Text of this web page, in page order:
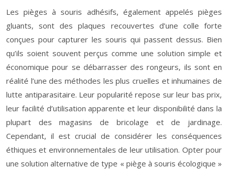
Les pièges à souris adhésifs, également appelés pièges
gluants, sont des plaques recouvertes d’une colle forte
conçues pour capturer les souris qui passent dessus. Bien
qu’ils soient souvent perçus comme une solution simple et
économique pour se débarrasser des rongeurs, ils sont en
réalité l’une des méthodes les plus cruelles et inhumaines de
lutte antiparasitaire. Leur popularité repose sur leur bas prix,
leur facilité d’utilisation apparente et leur disponibilité dans la
plupart des magasins de bricolage et de jardinage.
Cependant, il est crucial de considérer les conséquences
éthiques et environnementales de leur utilisation. Opter pour
une solution alternative de type « piège à souris écologique »